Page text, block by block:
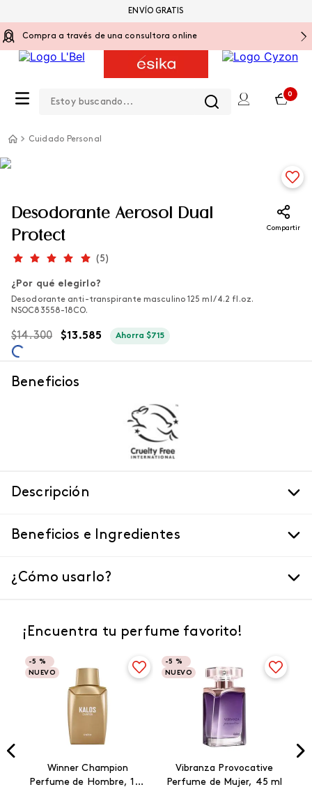
Compra a través de una consultora online
0
ENVÍO GRATIS
Cuidado Personal
Desodorante Aerosol Dual
Protect
Compartir
(5)
¿Por qué elegirlo?
Desodorante anti-transpirante masculino 125 ml / 4.2 fl.oz.
NSOC83558-18CO.
$14.300 $13.585 Ahorra$715
Beneficios
Descripción
Beneficios e Ingredientes
¿Cómo usarlo?
¡Encuentra tu perfume favorito!
-5 %
NUEVO
Winner Champion
Perfume de Hombre, 100
-5 %
NUEVO
Vibranza Provocative
Perfume de Mujer, 45 ml